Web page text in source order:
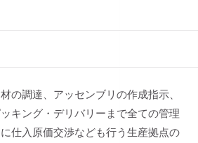
の調達、アッセンブリの作成指示、
キング・デリバリーまで全ての管理
仕入原価交渉なども行う生産拠点の